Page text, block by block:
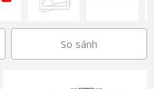
So sánh